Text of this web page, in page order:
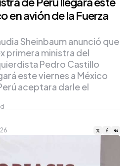
en avión de la Fuerza
Sheinbaum anunció que
primera ministra del
Pedro Castillo
este viernes a México
aceptara darle el